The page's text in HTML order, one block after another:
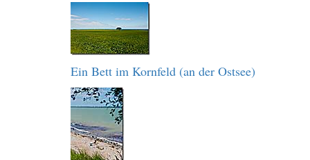
Ein Bett im Kornfeld (an der Ostsee)